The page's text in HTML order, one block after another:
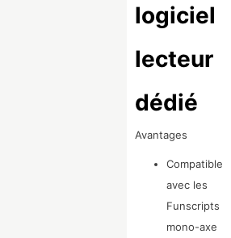
logiciel
lecteur
dédié
Avantages
Compatible
avec les
Funscripts
mono-axe